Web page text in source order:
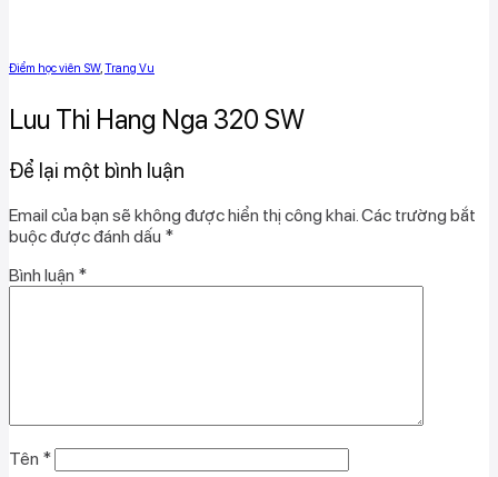
Điểm học viên SW,Trang Vu
Luu Thi Hang Nga 320 SW
Để lại một bình luận
Email của bạn sẽ không được hiển thị công khai. Các trường bắt
buộc được đánh dấu *
Bình luận *
Tên *